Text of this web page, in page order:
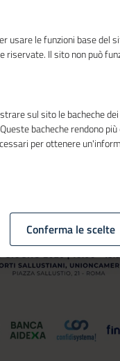
alle mPI
usare le funzioni base del
riservate. Il sito non può
sul sito le bacheche
bacheche rendono
per ottenere
Conferma le scelte